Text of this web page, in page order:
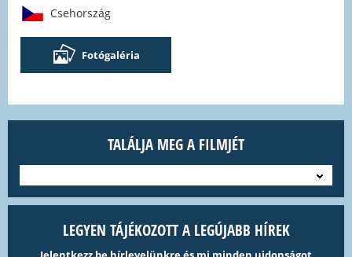
Csehország
Fotógaléria
TALÁLJA MEG A FILMJÉT
LEGYEN TÁJÉKOZOTT A LEGÚJABB HÍREK